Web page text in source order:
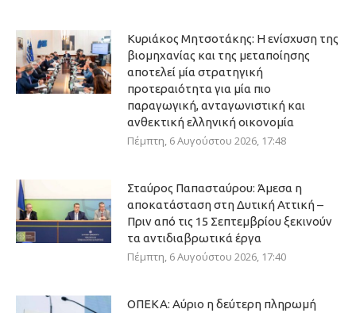
Κυριάκος Μητσοτάκης: Η ενίσχυση της
βιομηχανίας και της μεταποίησης
αποτελεί μία στρατηγική
προτεραιότητα για μία πιο
παραγωγική, ανταγωνιστική και
ανθεκτική ελληνική οικονομία
Πέμπτη, 6 Αυγούστου 2026, 17:48
Σταύρος Παπασταύρου: Άμεσα η
αποκατάσταση στη Δυτική Αττική –
Πριν από τις 15 Σεπτεμβρίου ξεκινούν
τα αντιδιαβρωτικά έργα
Πέμπτη, 6 Αυγούστου 2026, 17:40
ΟΠΕΚΑ: Αύριο η δεύτερη πληρωμή